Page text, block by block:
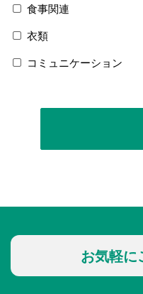
食事関連
衣類
コミュニケーション
お気軽に